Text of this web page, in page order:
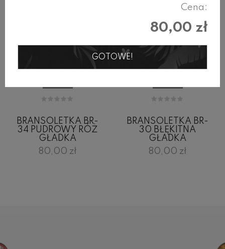
Cena:
80,00 zł
GOTOWE!
BRANSOLETKA BR-
34 PUDROWY RÓŻ
GŁADKA
80,00 zł
BRANSOLETKA BR-
30 BŁĘKITNA
GŁADKA
80,00 zł